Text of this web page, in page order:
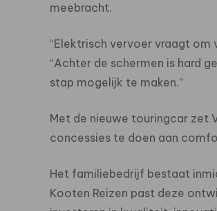
meebracht.
“Elektrisch vervoer vraagt om
“Achter de schermen is hard
stap mogelijk te maken.”
Met de nieuwe touringcar zet
concessies te doen aan
Het familiebedrijf bestaat
Kooten Reizen past deze